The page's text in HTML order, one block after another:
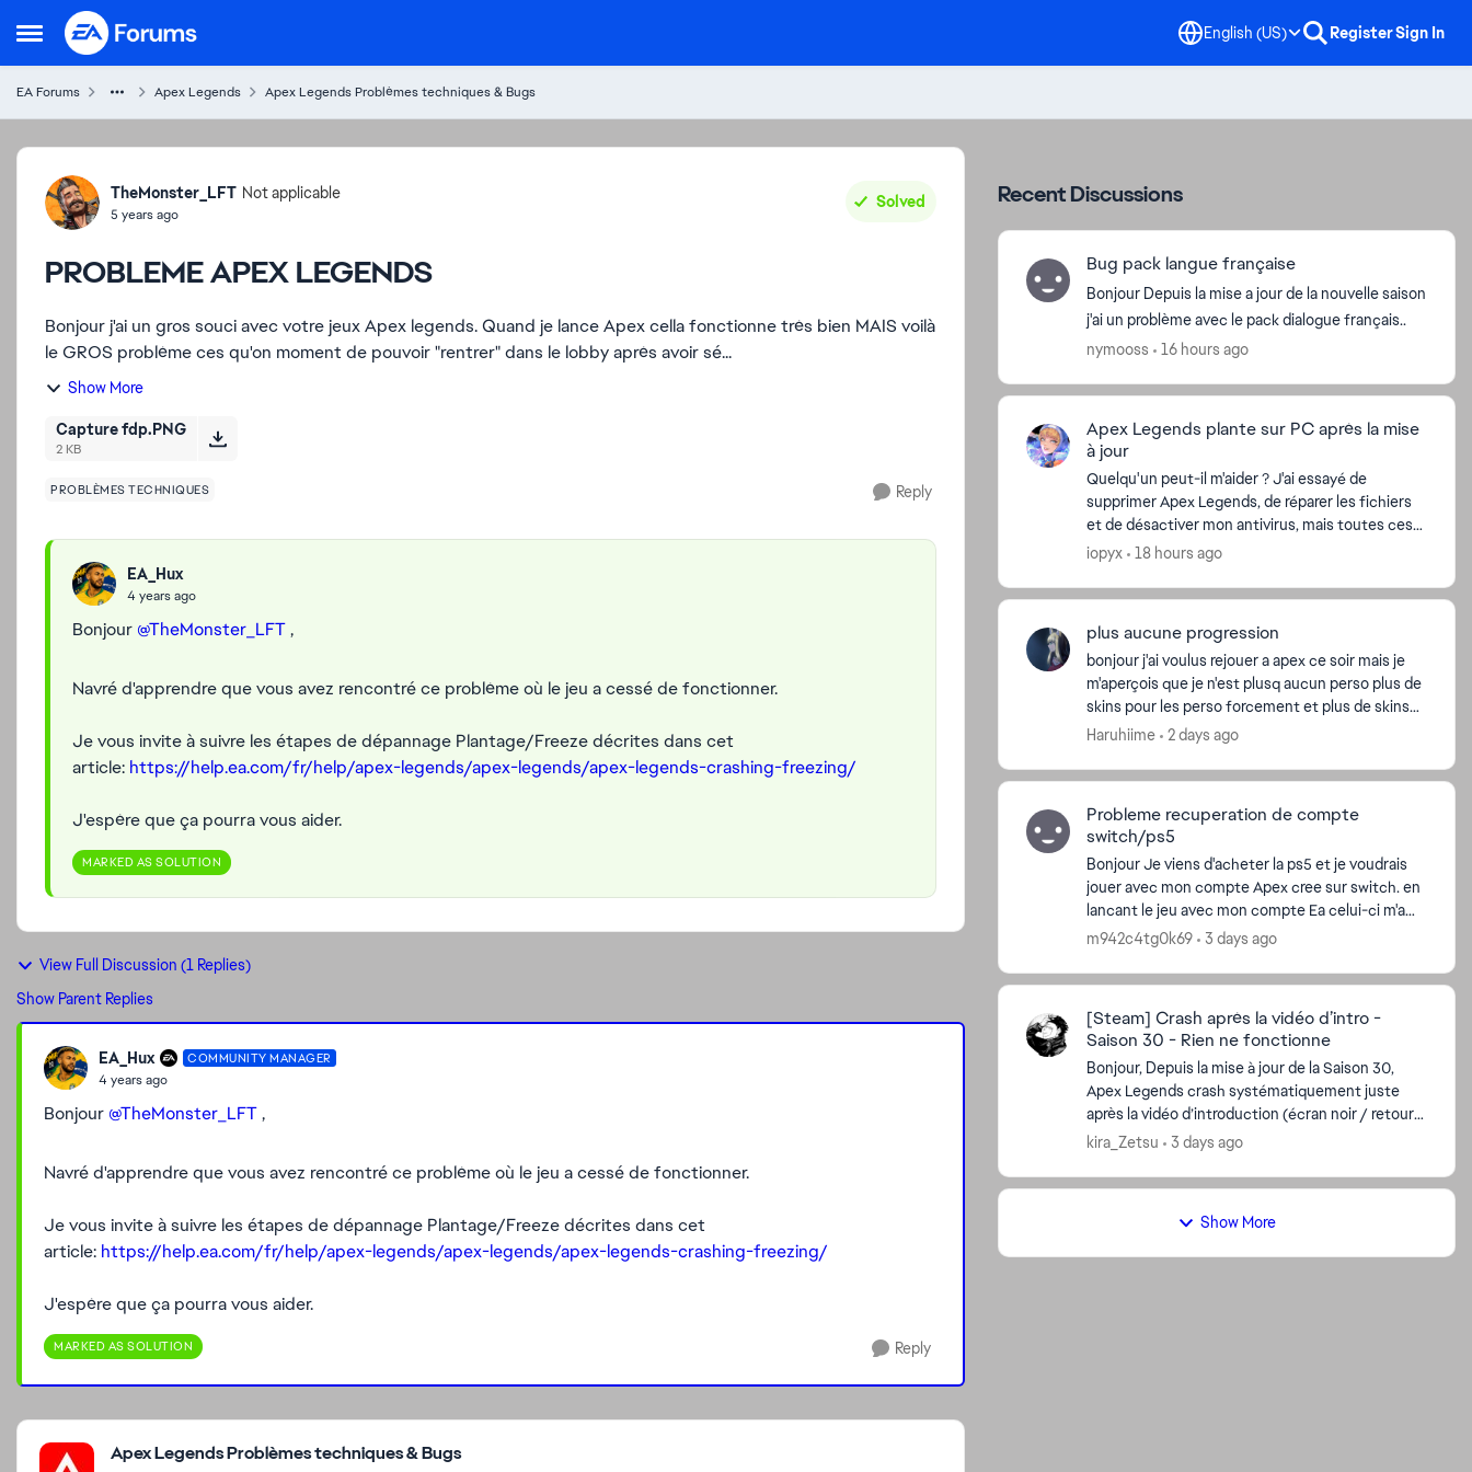
Open Side Menu
Skip to content English (US) RegisterSign In
EA Forums Apex Legends Apex Legends Problèmes techniques & Bugs
Forum Discussion
TheMonster_LFT Not applicable
5 years ago
Solved
PROBLEME APEX LEGENDS
Bonjour j'ai un gros souci avec votre jeux Apex legends. Quand je lance Apex cella fonctionne très bien MAIS voilà
le GROS problème ces qu'on moment de pouvoir "rentrer" dans le lobby après avoir sé...
Show More
Capture fdp.PNG
2 KB
PROBLÈMES TECHNIQUES Reply
EA_Hux
4 years ago
Bonjour @TheMonster_LFT,
Navré d'apprendre que vous avez rencontré ce problème où le jeu a cessé de fonctionner.
Je vous invite à suivre les étapes de dépannage Plantage/Freeze décrites dans cet
article: https://help.ea.com/fr/help/apex-legends/apex-legends/apex-legends-crashing-freezing/
J'espère que ça pourra vous aider.
MARKED AS SOLUTION
View Full Discussion (1 Replies)
Show Parent Replies
EA_Hux COMMUNITY MANAGER
4 years ago
Bonjour @TheMonster_LFT,
Navré d'apprendre que vous avez rencontré ce problème où le jeu a cessé de fonctionner.
Je vous invite à suivre les étapes de dépannage Plantage/Freeze décrites dans cet
article: https://help.ea.com/fr/help/apex-legends/apex-legends/apex-legends-crashing-freezing/
J'espère que ça pourra vous aider.
MARKED AS SOLUTION Reply
Featured Places
Apex Legends Problèmes techniques & Bugs
Recent Discussions
Bug pack langue française
Bonjour Depuis la mise a jour de la nouvelle saison
j'ai un problème avec le pack dialogue français..
nymooss
16 hours ago
Apex Legends plante sur PC après la mise
à jour
Quelqu'un peut-il m'aider ? J'ai essayé de
supprimer Apex Legends, de réparer les fichiers
et de désactiver mon antivirus, mais toutes ces
tentatives ont échoué. Mon jeu plante juste
iopyx 18 hours ago
plus aucune progression
bonjour j'ai voulus rejouer a apex ce soir mais je
m'aperçois que je n'est plusq aucun perso plus de
skins pour les perso forcement et plus de skins
d'armes non plus alors que j'ai plus de 2500H sur ...
Haruhiime 2 days ago
Probleme recuperation de compte
switch/ps5
Bonjour Je viens d'acheter la ps5 et je voudrais
jouer avec mon compte Apex cree sur switch. en
lancant le jeu avec mon compte Ea celui-ci m'a
cree un nouveau compte Apex au lieu de
m942c4tg0k69 3 days ago
[Steam] Crash après la vidéo d’intro -
Saison 30 - Rien ne fonctionne
Bonjour, Depuis la mise à jour de la Saison 30,
Apex Legends crash systématiquement juste
après la vidéo d’introduction (écran noir / retour
au bureau sans message d’erreur). Ce que j’ai déjà
kira_Zetsu 3 days ago
Show More